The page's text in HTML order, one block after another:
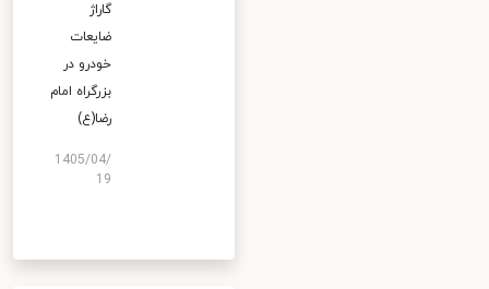
گاراژ
ضایعات
خودرو در
بزرگراه امام
رضا(ع)
1405/04/
19